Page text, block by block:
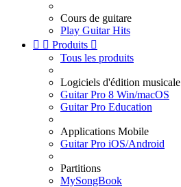
Cours de guitare
Play Guitar Hits
  Produits 
Tous les produits
Logiciels d'édition musicale
Guitar Pro 8 Win/macOS
Guitar Pro Education
Applications Mobile
Guitar Pro iOS/Android
Partitions
MySongBook